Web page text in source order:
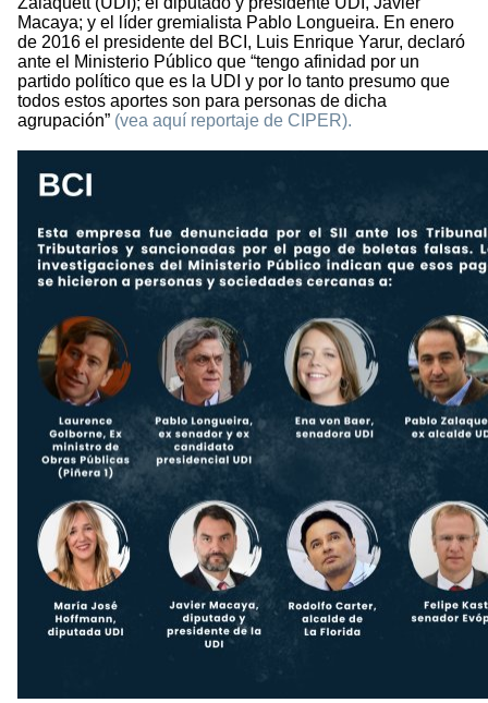
Macaya; y el líder gremialista Pablo Longueira. En enero
de 2016 el presidente del BCI, Luis Enrique Yarur, declaró
ante el Ministerio Público que “tengo afinidad por un
partido político que es la UDI y por lo tanto presumo que
todos estos aportes son para personas de dicha
agrupación” (vea aquí reportaje de CIPER).